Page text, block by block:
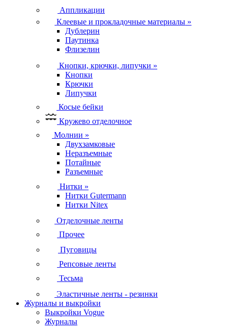
Аппликации
Клеевые и прокладочные материалы »
Дублерин
Паутинка
Флизелин
Кнопки, крючки, липучки »
Кнопки
Крючки
Липучки
Косые бейки
Кружево отделочное
Молнии »
Двухзамковые
Неразъемные
Потайные
Разъемные
Нитки »
Нитки Gutermann
Нитки Nitex
Отделочные ленты
Прочее
Пуговицы
Репсовые ленты
Тесьма
Эластичные ленты - резинки
Журналы и выкройки
Выкройки Vogue
Журналы